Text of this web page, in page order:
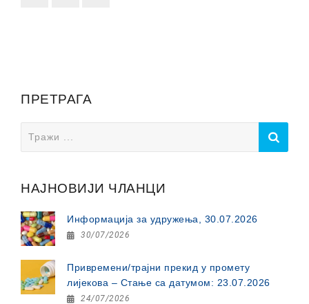
ПРЕТРАГА
for:
НАЈНОВИЈИ ЧЛАНЦИ
Информација за удружења, 30.07.2026
30/07/2026
Привремени/трајни прекид у промету
лијекова – Стање са датумом: 23.07.2026
24/07/2026